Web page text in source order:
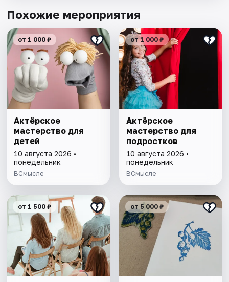
Похожие мероприятия
от 1 000 ₽
Актёрское
мастерство для
детей
10 августа 2026 •
понедельник
ВСмысле
от 1 000 ₽
Актёрское
мастерство для
подростков
10 августа 2026 •
понедельник
ВСмысле
от 1 500 ₽ от 5 000 ₽